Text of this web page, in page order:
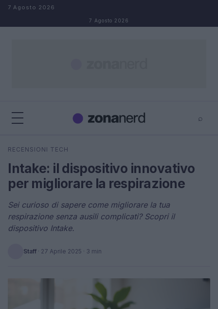
Salta al contenuto
7 Agosto 2026
7 Agosto 2026
⌕
Cerca
RECENSIONI TECH
Intake: il dispositivo innovativo
per migliorare la respirazione
Sei curioso di sapere come migliorare la tua
respirazione senza ausili complicati? Scopri il
dispositivo Intake.
Staff · 27 Aprile 2025 · 3 min